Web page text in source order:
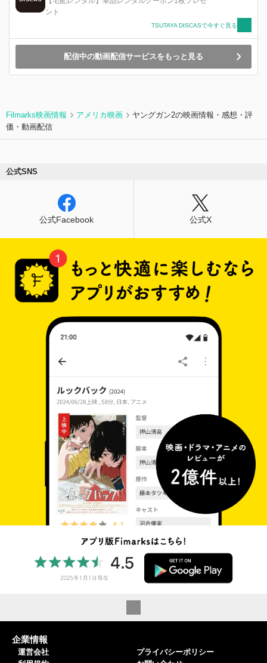
ント
TSUTAYA DISCASで今すぐ見る
配信中の動画配信サービスをもっと見る
Filmarks映画情報 アメリカ映画
ヤングガン2の映画情報・感想・評
価・動画配信
公式SNS
公式Facebook 公式X
企業情報
運営会社
プライバシーポリシー